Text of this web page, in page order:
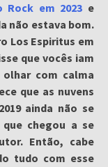
em 2023 e
não estava bom.
Los Espiritus em
que vocês iam
com calma
que as nuvens
ainda não se
chegou a se
Então, cabe
tudo com esse